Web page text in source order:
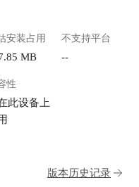
安装占用
MB
不支持平台
--
性
此设备上
版本历史记录